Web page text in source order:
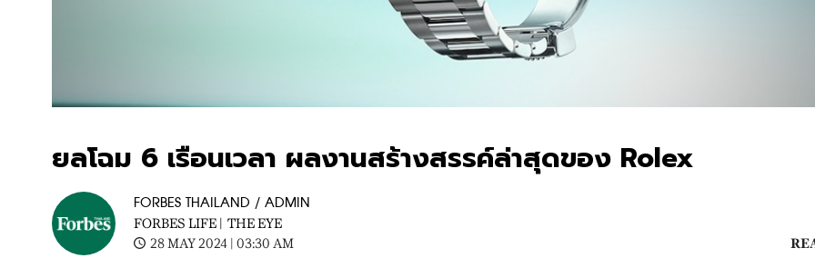
ยลโฉม 6 เรือนเวลา ผลงานสร้างสรรค์ล่าสุดของ Rolex
FORBES THAILAND / ADMIN
FORBES LIFE | THE EYE
28 MAY 2024 | 03:30 AM